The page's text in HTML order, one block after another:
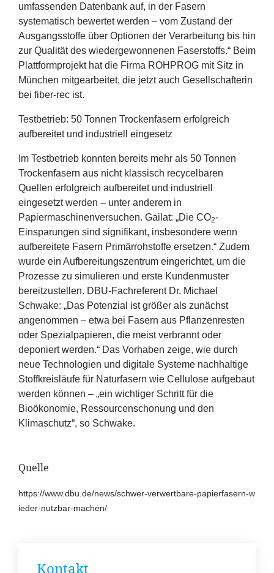
umfassenden Datenbank auf, in der Fasern
systematisch bewertet werden – vom Zustand der
Ausgangsstoffe über Optionen der Verarbeitung bis hin
zur Qualität des wiedergewonnenen Faserstoffs.“ Beim
Plattformprojekt hat die Firma ROHPROG mit Sitz in
München mitgearbeitet, die jetzt auch Gesellschafterin
bei fiber-rec ist.
Testbetrieb: 50 Tonnen Trockenfasern erfolgreich
aufbereitet und industriell eingesetz
Im Testbetrieb konnten bereits mehr als 50 Tonnen
Trockenfasern aus nicht klassisch recycelbaren
Quellen erfolgreich aufbereitet und industriell
eingesetzt werden – unter anderem in
Papiermaschinenversuchen. Gailat: „Die CO2-
Einsparungen sind signifikant, insbesondere wenn
aufbereitete Fasern Primärrohstoffe ersetzen.“ Zudem
wurde ein Aufbereitungszentrum eingerichtet, um die
Prozesse zu simulieren und erste Kundenmuster
bereitzustellen. DBU-Fachreferent Dr. Michael
Schwake: „Das Potenzial ist größer als zunächst
angenommen – etwa bei Fasern aus Pflanzenresten
oder Spezialpapieren, die meist verbrannt oder
deponiert werden.“ Das Vorhaben zeige, wie durch
neue Technologien und digitale Systeme nachhaltige
Stoffkreisläufe für Naturfasern wie Cellulose aufgebaut
werden können – „ein wichtiger Schritt für die
Bioökonomie, Ressourcenschonung und den
Klimaschutz“, so Schwake.
Quelle
https://​www​.dbu​.de/​n​e​w​s​/​s​c​h​w​e​r​-​v​e​r​w​e​r​t​b​a​r​e​-​p​a​p​i​e​r​f​a​s​e​r​n​-​w​
i​e​d​e​r​-​n​u​t​z​b​a​r​-​m​a​chen/
Kontakt